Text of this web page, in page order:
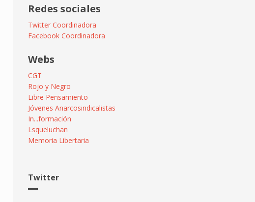
Redes sociales
Twitter Coordinadora
Facebook Coordinadora
Webs
CGT
Rojo y Negro
Libre Pensamiento
Jóvenes Anarcosindicalistas
In...formación
Lsqueluchan
Memoria Libertaria
Twitter